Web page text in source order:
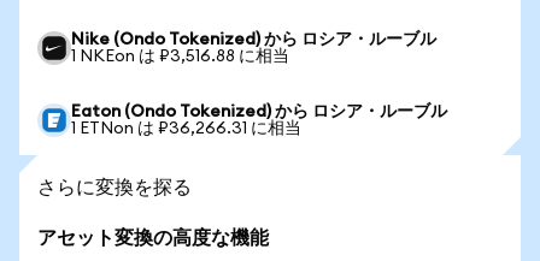
Nike (Ondo Tokenized) から ロシア・ルーブル
1 NKEon は ₽3,516.88 に相当
Eaton (Ondo Tokenized) から ロシア・ルーブル
1 ETNon は ₽36,266.31 に相当
さらに変換を探る
アセット変換の高度な機能